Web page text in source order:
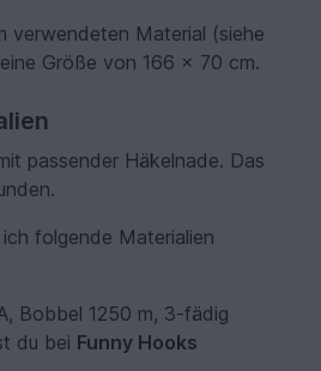
verwendeten Material (siehe
Größe von 166 x 70 cm.
passender Häkelnade. Das
folgende Materialien
Bobbel 1250 m, 3-fädig
du bei Funny Hooks